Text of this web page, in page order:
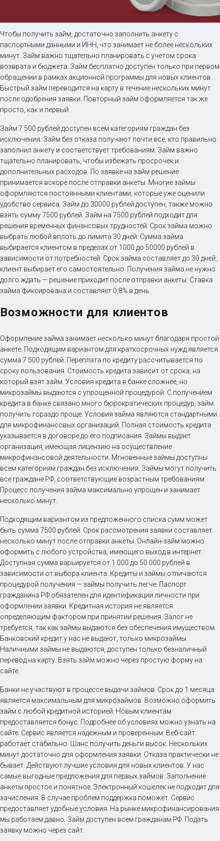
Займ на карту онлайн
Сумма до50 000₽
Срок от 5 до 30 дня
Получить
Чтобы получить займ, достаточно заполнить анкету с
паспортными данными и ИНН, что занимает не более нескольких
минут. Займ важно тщательно планировать с учетом срока
возврата и бюджета. Займ бесплатно доступен только при первом
обращении в рамках акционной программы для новых клиентов.
Быстрый займ переводится на карту в течение нескольких минут
после одобрения заявки. Повторный займ оформляется так же
просто, как и первый.
Займ 7 500 рублей доступен всем категориям граждан без
исключения. Займ без отказа получают почти все, кто правильно
заполнил анкету и соответствует требованиям. Займ важно
тщательно планировать, чтобы избежать просрочек и
дополнительных расходов. По заявке на займ решение
принимается вскоре после отправки анкеты. Многие займы
оформляются постоянными клиентами, которые уже оценили
удобство сервиса. Займ до 30000 рублей доступен, также можно
взять сумму 7500 рублей. Займ на 7500 рублей подходит для
решения временных финансовых трудностей. Срок займа можно
выбрать любой вплоть до лимита 30 дней. Сумма займа
выбирается клиентом в пределах от 1000 до 50000 рублей в
зависимости от потребностей. Срок займа составляет до 30 дней,
клиент выбирает его самостоятельно. Получения займа не нужно
долго ждать — решение приходит после отправки анкеты. Ставка
займа фиксирована и составляет 0,8% в день.
Возможности для клиентов
Оформление займа занимает несколько минут благодаря простой
анкете. Подходящим вариантом для краткосрочных нужд является
сумма 7 500 рублей. Переплата по кредиту рассчитывается по
сроку пользования. Стоимость кредита зависит от срока, на
который взят займ. Условия кредита в банке сложнее, но
микрозаймы выдаются с упрощенной процедурой. С получением
кредита в банке связано много бюрократических процедур, займ
получить гораздо проще. Условия займа являются стандартными
для микрофинансовых организаций. Полная стоимость кредита
указывается в договоре до его подписания. Займы выдает
организация, имеющая лицензию на осуществление
микрофинансовой деятельности. Мгновенные займы доступны
всем категориям граждан без исключения. Займы могут получить
все граждане РФ, соответствующие возрастным требованиям.
Процесс получения займа максимально упрощен и занимает
несколько минут.
Подходящим вариантом из предложенного списка сумм может
быть сумма 7500 рублей. Срок рассмотрения заявки составляет
несколько минут после отправки анкеты. Онлайн-займ можно
оформить с любого устройства, имеющего выход в интернет.
Доступная сумма варьируется от 1 000 до 50 000 рублей в
зависимости от выбора клиента. Кредиты и займы отличаются
процедурой получения — займы получить легче. Паспорт
гражданина РФ обязателен для идентификации личности при
оформлении заявки. Кредитная история не является
определяющим фактором при принятии решения. Залог не
требуется, так как займы выдаются без обеспечения имуществом.
Банковский кредит у нас не выдают, только микрозаймы.
Наличными займы не выдаются, доступен только безналичный
перевод на карту. Взять займ можно через простую форму на
сайте.
Банки не участвуют в процессе выдачи займов. Срок до 1 месяца
является максимальным для микрозаймов. Возможно оформить
займ с любой кредитной историей. Новым клиентам
предоставляется бонус. Подробнее об условиях можно узнать на
сайте. Сервис является надежным и проверенным. Веб-сайт
работает стабильно. Шанс получить деньги высок. Нескольких
минут достаточно для оформления заявки. Отказа практически не
бывает. Действуют лучшие условия для новых клиентов. У нас
самые выгодные предложения для первых займов. Заполнение
анкеты простое и понятное. Электронный кошелек не подходит для
зачисления. В случае проблем поддержка поможет. Сервис
предоставляет удобные условия. На рынке микрофинансирования
мы работаем давно. Займ доступен всем гражданам РФ. Подать
заявку можно через сайт.